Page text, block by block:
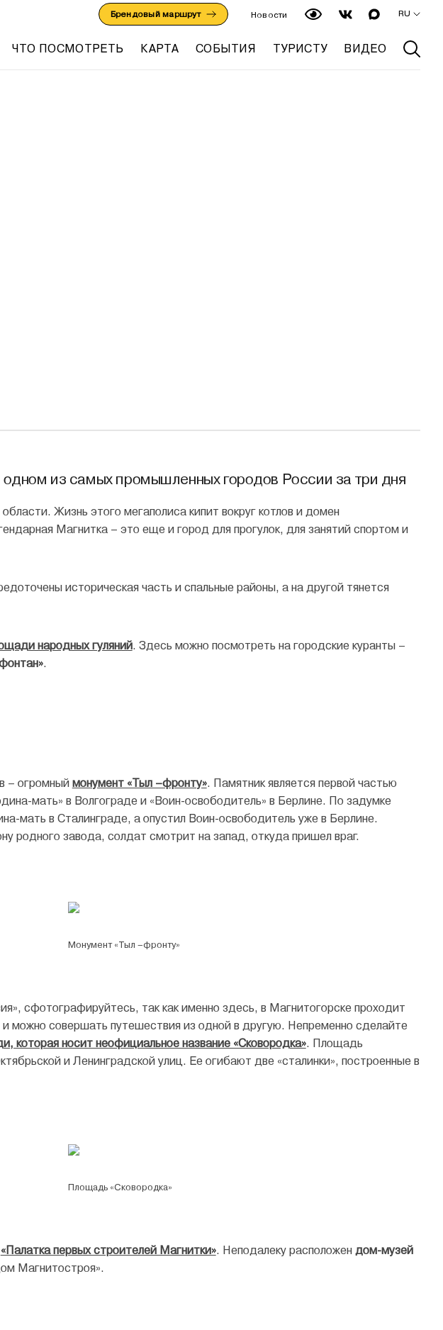
Брендовый маршрут Новости RU
ЧТО ПОСМОТРЕТЬ КАРТА СОБЫТИЯ ТУРИСТУ ВИДЕО
одном из самых промышленных городов России за три дня
Жизнь этого мегаполиса кипит вокруг котлов и домен
Магнитка – это еще и город для прогулок, для занятий спортом и
историческая часть и спальные районы, а на другой тянется
народных гуляний. Здесь можно посмотреть на городские куранты –
.
– огромный монумент «Тыл –фронту». Памятник является первой частью
мать» в Волгограде и «Воин-освободитель» в Берлине. По задумке
мать в Сталинграде, а опустил Воин-освободитель уже в Берлине.
родного завода, солдат смотрит на запад, откуда пришел враг.
Монумент «Тыл –фронту»
сфотографируйтесь, так как именно здесь, в Магнитогорске проходит
можно совершать путешествия из одной в другую. Непременно сделайте
которая носит неофициальное название «Сковородка». Площадь
и Ленинградской улиц. Ее огибают две «сталинки», построенные в
Площадь «Сковородка»
«Палатка первых строителей Магнитки». Неподалеку расположен дом-музей
Магнитостроя».